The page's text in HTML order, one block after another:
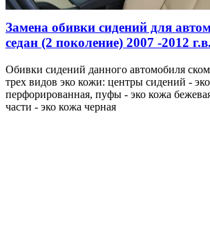
Замена обивки сидений для
седан (2 поколение) 2007 -2012 г.в.
Обивки сидений данного автомобиля
трех видов эко кожи: центры сидений -
перфорированная, пуфы - эко кожа
части - эко кожа черная